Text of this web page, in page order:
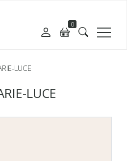
0
LUCE
LUCE